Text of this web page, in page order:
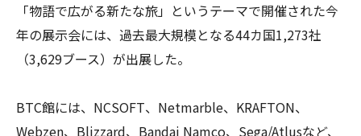
「物語で広がる新たな旅」というテーマで開催された今
年の展示会には、過去最大規模となる44カ国1,273社
（3,629ブース）が出展した。
BTC館には、NCSOFT、Netmarble、KRAFTON、
Webzen、Blizzard、Bandai Namco、Sega/Atlusなど、